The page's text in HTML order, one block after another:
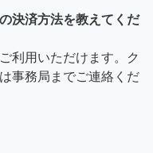
決済方法を教えてくだ
利用いただけます。ク
事務局までご連絡くだ